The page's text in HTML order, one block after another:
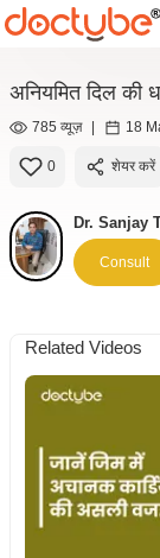
अनियमित दिल की
785 व्यूज़ | 18
0 शेयर करें
Dr. Sanjay
Consult
Related Videos